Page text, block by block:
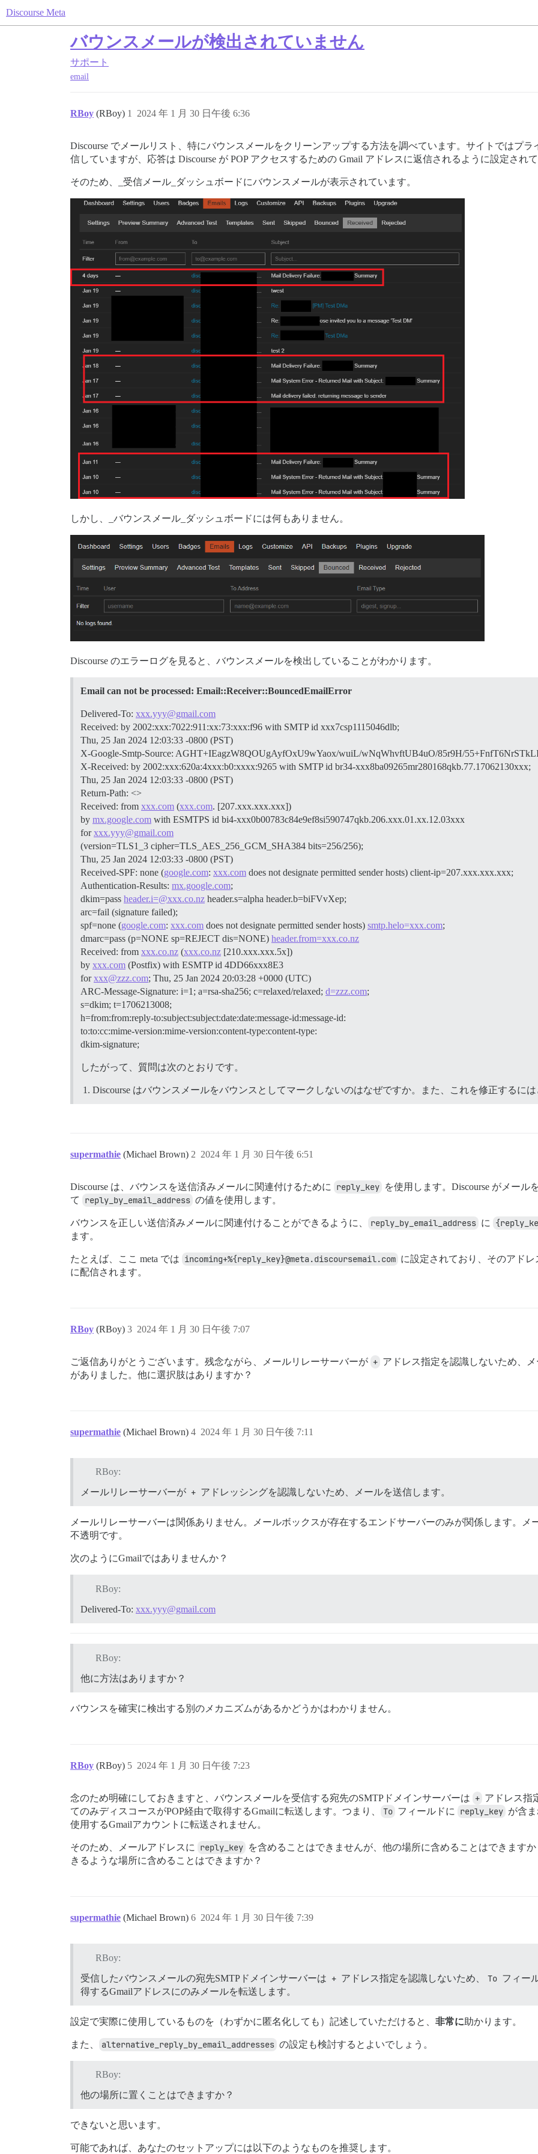
Discourse Meta
バウンスメールが検出されていません
サポート
email
RBoy (RBoy) 2024 年 1 月 30 日午後 6:36
1
Discourse でメールリスト、特にバウンスメールをクリーンアップする方法を調べています。サイトではプ
信していますが、応答は Discourse が POP アクセスするための Gmail アドレスに返信されるように設定されて
そのため、_受信メール_ダッシュボードにバウンスメールが表示されています。
しかし、_バウンスメール_ダッシュボードには何もありません。
Discourse のエラーログを見ると、バウンスメールを検出していることがわかります。
Email can not be processed: Email::Receiver::BouncedEmailError
Delivered-To: xxx.yyy@gmail.com
Received: by 2002:xxx:7022:911:xx:73:xxx:f96 with SMTP id xxx7csp1115046dlb;
Thu, 25 Jan 2024 12:03:33 -0800 (PST)
X-Google-Smtp-Source: AGHT+IEagzW8QOUgAyfOxU9wYaox/wuiL/wNqWhvftUB4uO/85r9H/
X-Received: by 2002:xxx:620a:4xxx:b0:xxxx:9265 with SMTP id br34-xxx8ba09265mr280168qkb.77.17062130xxx;
Thu, 25 Jan 2024 12:03:33 -0800 (PST)
Return-Path: <>
Received: from xxx.com (xxx.com. [207.xxx.xxx.xxx])
by mx.google.com with ESMTPS id bi4-xxx0b00783c84e9ef8si590747qkb.206.xxx.01.xx.12.03xxx
forxxx.yyy@gmail.com
(version=TLS1_3 cipher=TLS_AES_256_GCM_SHA384 bits=256/256);
Thu, 25 Jan 2024 12:03:33 -0800 (PST)
Received-SPF: none (google.com: xxx.com does not designate permitted sender hosts) client-ip=207.xxx.xxx.xxx;
Authentication-Results: mx.google.com;
dkim=pass header.i=@xxx.co.nz header.s=alpha header.b=biFVvXep;
arc=fail (signature failed);
spf=none (google.com: xxx.com does not designate permitted sender hosts) smtp.helo=xxx.com;
dmarc=pass (p=NONE sp=REJECT dis=NONE) header.from=xxx.co.nz
Received: from xxx.co.nz (xxx.co.nz [210.xxx.xxx.5x])
by xxx.com (Postfix) with ESMTP id 4DD66xxx8E3
forxxx@zzz.com; Thu, 25 Jan 2024 20:03:28 +0000 (UTC)
ARC-Message-Signature: i=1; a=rsa-sha256; c=relaxed/relaxed; d=zzz.com;
s=dkim; t=1706213008;
h=from:from:reply-to:subject:subject:date:date:message-id:message-id:
to:to:cc:mime-version:mime-version:content-type:content-type:
dkim-signature;
したがって、質問は次のとおりです。
Discourse はバウンスメールをバウンスとしてマークしないのはなぜですか。また、これを修正するには
supermathie (Michael Brown) 2024 年 1 月 30 日午後 6:51
2
Discourse は、バウンスを送信済みメールに関連付けるために reply_key を使用します。Discourse がメール
て
reply_by_email_address の値を使用します。
バウンスを正しい送信済みメールに関連付けることができるように、 reply_by_email_address に
ます。
たとえば、ここ meta では incoming+%{reply_key}@meta.discoursemail.com に設定されており、そのアド
に配信されます。
RBoy (RBoy) 2024 年 1 月 30 日午後 7:07
3
ご返信ありがとうございます。残念ながら、メールリレーサーバーが + アドレス指定を認識しないため、
がありました。他に選択肢はありますか？
supermathie (Michael Brown) 2024 年 1 月 30 日午後 7:11
4
RBoy:
メールリレーサーバーが + アドレッシングを認識しないため、メールを送信します。
メールリレーサーバーは関係ありません。メールボックスが存在するエンドサーバーのみが関係します。
不透明です。
次のようにGmailではありませんか？
RBoy:
Delivered-To: xxx.yyy@gmail.com
RBoy:
他に方法はありますか？
バウンスを確実に検出する別のメカニズムがあるかどうかはわかりません。
RBoy (RBoy) 2024 年 1 月 30 日午後 7:23
5
念のため明確にしておきますと、バウンスメールを受信する宛先のSMTPドメインサーバーは + アドレス指
てのみディスコースがPOP経由で取得するGmailに転送します。つまり、
To フィールドに reply_key が含
使用するGmailアカウントに転送されません。
そのため、メールアドレスに reply_key を含めることはできませんが、他の場所に含めることはできます
きるような場所に含めることはできますか？
supermathie (Michael Brown) 2024 年 1 月 30 日午後 7:39
6
RBoy:
受信したバウンスメールの宛先SMTPドメインサーバーは + アドレス指定を認識しないため、 To フィー
得するGmailアドレスにのみメールを転送します。
設定で実際に使用しているものを（わずかに匿名化しても）記述していただけると、 非常に助かります。
また、 alternative_reply_by_email_addresses の設定も検討するとよいでしょう。
RBoy:
他の場所に置くことはできますか？
できないと思います。
可能であれば、あなたのセットアップには以下のようなものを推奨します。